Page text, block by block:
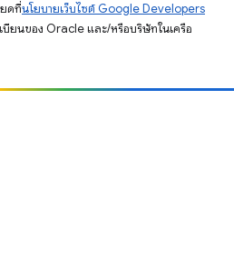
ยดที่นโยบายเว็บไซต์ Google Developers
บียนของ Oracle และ/หรือบริษัทในเครือ